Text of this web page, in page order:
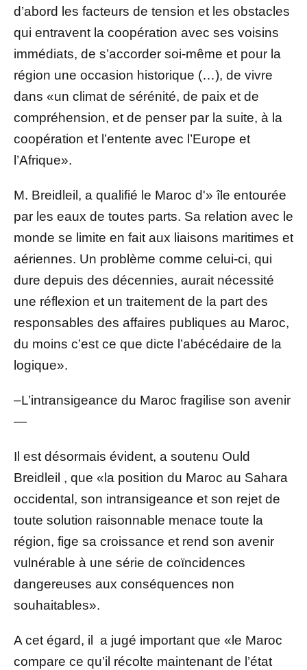
d’abord les facteurs de tension et les obstacles
qui entravent la coopération avec ses voisins
immédiats, de s’accorder soi-même et pour la
région une occasion historique (…), de vivre
dans «un climat de sérénité, de paix et de
compréhension, et de penser par la suite, à la
coopération et l’entente avec l’Europe et
l’Afrique».
M. Breidleil, a qualifié le Maroc d'» île entourée
par les eaux de toutes parts. Sa relation avec le
monde se limite en fait aux liaisons maritimes et
aériennes. Un problème comme celui-ci, qui
dure depuis des décennies, aurait nécessité
une réflexion et un traitement de la part des
responsables des affaires publiques au Maroc,
du moins c’est ce que dicte l’abécédaire de la
logique».
–L’intransigeance du Maroc fragilise son avenir
—
Il est désormais évident, a soutenu Ould
Breidleil , que «la position du Maroc au Sahara
occidental, son intransigeance et son rejet de
toute solution raisonnable menace toute la
région, fige sa croissance et rend son avenir
vulnérable à une série de coïncidences
dangereuses aux conséquences non
souhaitables».
A cet égard, il a jugé important que «le Maroc
compare ce qu’il récolte maintenant de l’état